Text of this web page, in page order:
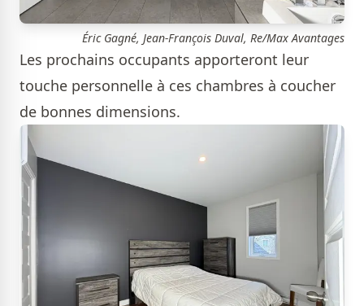
Éric Gagné, Jean-François Duval, Re/Max Avantages
Les prochains occupants apporteront leur
touche personnelle à ces chambres à coucher
de bonnes dimensions.